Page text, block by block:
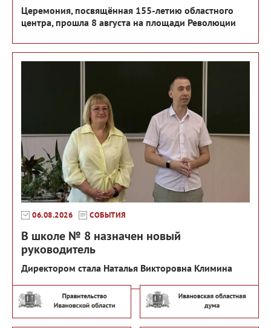
Церемония, посвящённая 155-летию областного
центра, прошла 8 августа на площади Революции
06.08.2026 СОБЫТИЯ
В школе № 8 назначен новый
руководитель
Директором стала Наталья Викторовна Климина